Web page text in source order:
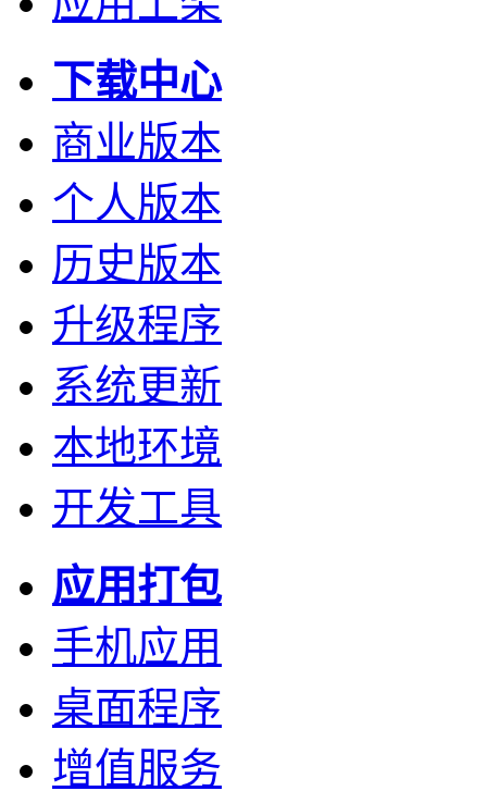
下载中心
商业版本
个人版本
历史版本
升级程序
系统更新
本地环境
开发工具
应用打包
手机应用
桌面程序
增值服务